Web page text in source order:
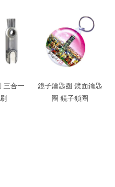
三合一
鏡子鑰匙圈 鏡面鑰匙
圈 鏡子鎖圈